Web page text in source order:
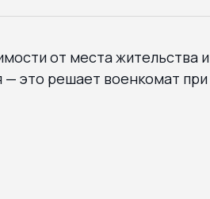
от места жительства и
— это решает военкомат при